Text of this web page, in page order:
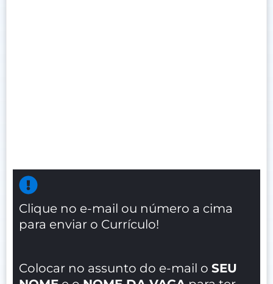
Clique no e-mail ou número a cima
para enviar o Currículo!
Colocar no assunto do e-mail o SEU